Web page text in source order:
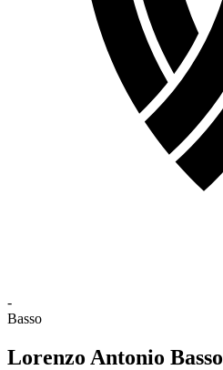
-
Basso
Lorenzo Antonio Basso